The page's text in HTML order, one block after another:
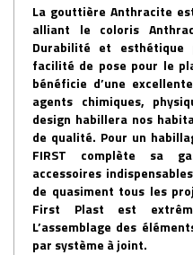
La gouttière Anthracite
alliant le coloris
Durabilité et
facilité de pose pour le
bénéficie d’une
agents chimiques,
design habillera nos
de qualité. Pour un
FIRST complète sa
accessoires
de quasiment tous les
First Plast est
L’assemblage des
par système à joint.